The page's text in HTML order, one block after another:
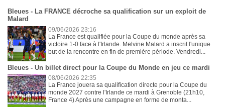
Bleues - La FRANCE décroche sa qualification sur un exploit de
Malard
09/06/2026 23:16
La France est qualifiée pour la Coupe du monde après sa
victoire 1-0 face à l'Irlande. Melvine Malard a inscrit l'unique
but de la rencontre en fin de première période. Vendredi...
Bleues - Un billet direct pour la Coupe du Monde en jeu ce mardi
08/06/2026 22:35
La France jouera sa qualification directe pour la Coupe du
monde 2027 contre l'Irlande ce mardi à Grenoble (21h10,
France 4) Après une campagne en forme de monta...